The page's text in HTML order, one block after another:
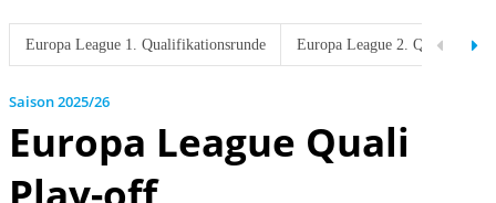
Europa League 1. Qualifikationsrunde Europa League 2.
2025/26
Europa League Quali